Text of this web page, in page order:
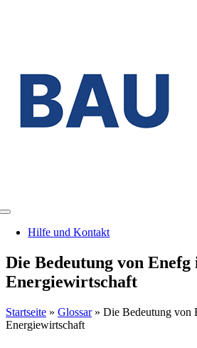
Toggle
NavigationHilfe und Kontakt
Die Bedeutung von Enefg
Energiewirtschaft
Startseite » Glossar» Die Bedeutung von
Energiewirtschaft